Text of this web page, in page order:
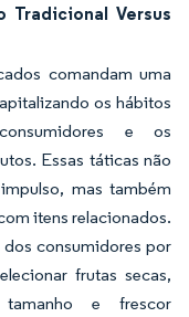
Tradicional Versus
comandam uma
os hábitos
e os
Essas táticas não
mas também
itens relacionados.
dos consumidores por
frutas secas,
e frescor